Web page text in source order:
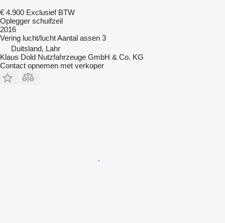
€ 4.900 Exclusief BTW
Oplegger schuifzeil
2016
Vering lucht/luchtAantal assen 3
Duitsland, Lahr
Klaus Dold Nutzfahrzeuge GmbH & Co. KG
Contact opnemen met verkoper